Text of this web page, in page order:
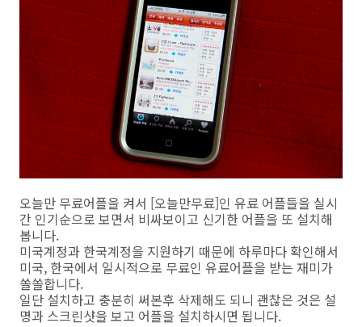
오늘만 무료어플을 켜서 [오늘만무료]인 유료 어플들을 실시
간 인기순으로 보면서 비싸보이고 신기한 어플을 또 설치해
봅니다.
미국계정과 한국계정을 지원하기 때문에 하루마다 확인해서
미국, 한국에서 일시적으로 무료인 유료어플을 받는 재미가
쏠쏠합니다.
일단 설치하고 충분히 써본후 삭제해도 되니 괜찮은 것은 설
명과 스크린샷을 보고 어플을 설치하시면 됩니다.